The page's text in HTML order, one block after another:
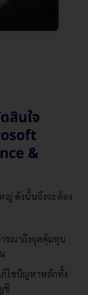
สินใจ
&
หญ่ ดังนั้นจึงจะต้อง
ารณาถึงจุดคุ้มทุน
ก้ไขปัญหาหลักทั้ง
ชี